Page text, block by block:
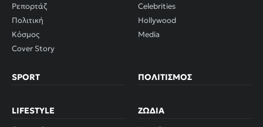
Ρεπορτάζ
Πολιτική
Κόσμος
Cover Story
Celebrities
Hollywood
Media
SPORT ΠΟΛΙΤΙΣΜΌΣ
LIFESTYLE ΖΏΔΙΑ